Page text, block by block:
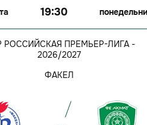
19:30
РОССИЙСКАЯ ПРЕМЬЕР-ЛИГА -
2026/2027
ФАКЕЛ